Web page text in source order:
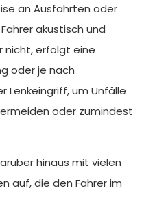
an Ausfahrten oder
akustisch und
nicht, erfolgt eine
oder je nach
Lenkeingriff, um Unfälle
oder zumindest
hinaus mit vielen
auf, die den Fahrer im